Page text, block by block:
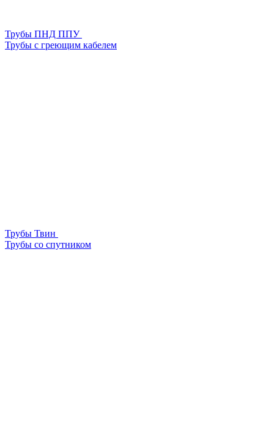
Трубы ПНД ППУ
Трубы с греющим кабелем
Трубы Твин
Трубы со спутником